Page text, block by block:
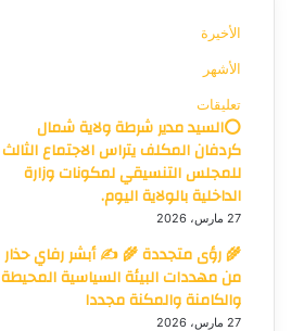
الأخيرة
الأشهر
تعليقات
⭕السيد مدير شرطة ولاية شمال
كردفان المكلف يتراس الاجتماع الثالث
للمجلس التنسيقي لمكونات وزارة
الداخلية بالولاية اليوم.
27 مارس، 2026
🌾 رؤى متجددة 🌾 ✍️ أبشر رفاي حذار
من مهددات البيئة السياسية المحيطة
والكامنة والمكنة مجددا
27 مارس، 2026